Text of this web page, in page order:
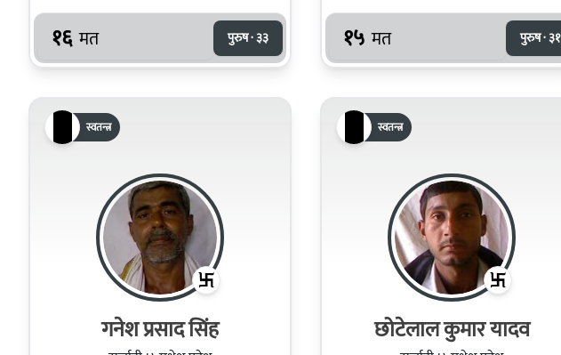
१६ मत पुरुष · ३३ १५ मत पुरुष · ३१
स्वतन्त्र
गनेश प्रसाद सिंह
स्वतन्त्र
छोटेलाल कुमार यादव